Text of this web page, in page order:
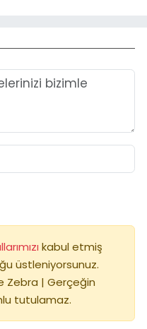
kabul etmiş
üstleniyorsunuz.
Zebra | Gerçeğin
tutulamaz.